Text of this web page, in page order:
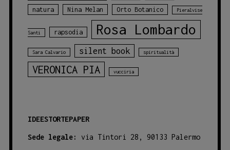
natura Nina Melan Orto Botanico Pieralvise
Santi rapsodia Rosa Lombardo
Sara Calvario silent book spiritualità
VERONICA PIA vucciria
IDEESTORTEPAPER
Sede legale: via Tintori 28, 90133 Palermo